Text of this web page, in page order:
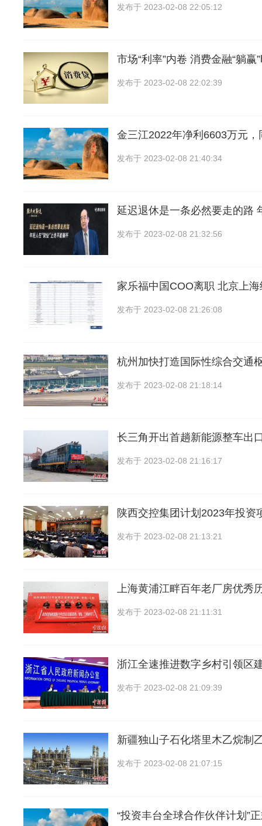
发布于 2023-02-08 22:05:12
市场“利率”内卷 消费金融“躺赢
发布于 2023-02-08 22:02:39
金三江2022年净利6603万元，
发布于 2023-02-08 21:40:34
延迟退休是一条必然要走的路
发布于 2023-02-08 21:32:56
家乐福中国COO离职 北京上
发布于 2023-02-08 21:26:08
杭州加快打造国际性综合交通
发布于 2023-02-08 21:18:14
长三角开出首趟新能源整车出
发布于 2023-02-08 21:16:17
陕西交控集团计划2023年投资
发布于 2023-02-08 21:13:21
上海黄浦江畔百年老厂房优秀
发布于 2023-02-08 21:11:31
浙江全速推进数字乡村引领区
发布于 2023-02-08 21:09:39
新疆独山子石化塔里木乙烷制
发布于 2023-02-08 21:07:15
“投资丰台全球合作伙伴计划”